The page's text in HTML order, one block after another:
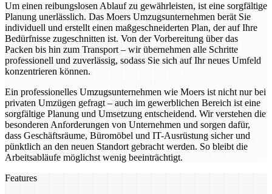
Um einen reibungslosen Ablauf zu gewährleisten, ist eine sorgfältige
Planung unerlässlich. Das Moers Umzugsunternehmen berät Sie
individuell und erstellt einen maßgeschneiderten Plan, der auf Ihre
Bedürfnisse zugeschnitten ist. Von der Vorbereitung über das
Packen bis hin zum Transport – wir übernehmen alle Schritte
professionell und zuverlässig, sodass Sie sich auf Ihr neues Umfeld
konzentrieren können.
Ein professionelles Umzugsunternehmen wie Moers ist nicht nur bei
privaten Umzügen gefragt – auch im gewerblichen Bereich ist eine
sorgfältige Planung und Umsetzung entscheidend. Wir verstehen die
besonderen Anforderungen von Unternehmen und sorgen dafür,
dass Geschäftsräume, Büromöbel und IT-Ausrüstung sicher und
pünktlich an den neuen Standort gebracht werden. So bleibt die
Arbeitsabläufe möglichst wenig beeinträchtigt.
Features